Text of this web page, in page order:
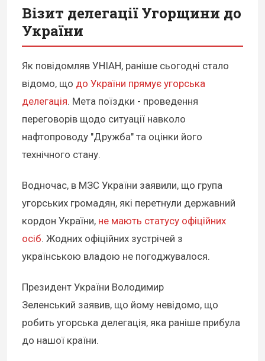
Візит делегації Угорщини до
України
Як повідомляв УНІАН, раніше сьогодні стало
відомо, що до України прямує угорська
делегація. Мета поїздки - проведення
переговорів щодо ситуації навколо
нафтопроводу "Дружба" та оцінки його
технічного стану.
Водночас, в МЗС України заявили, що група
угорських громадян, які перетнули державний
кордон України, не мають статусу офіційних
осіб. Жодних офіційних зустрічей з
українською владою не погоджувалося.
Президент України Володимир
Зеленський заявив, що йому невідомо, що
робить угорська делегація, яка раніше прибула
до нашої країни.